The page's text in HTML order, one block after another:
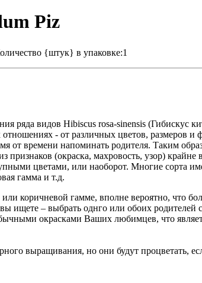
Piz
{штук} в упаковке:1
ряда видов Hibiscus rosa-sinensis (Гибискус
- от различных цветов, размеров
от времени напоминать родителя. Таким
признаков (окраска, махровость, узор)
цветами, или наоборот. Многие сорта
гамма и т.д.
коричневой гамме, вполне вероятно, что
ищете – выбрать однго или обоих
окрасками Ваших любимцев, что
выращивания, но они будут процветать,